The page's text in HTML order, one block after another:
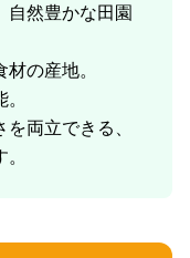
自然豊かな田園
の産地。
両立できる、